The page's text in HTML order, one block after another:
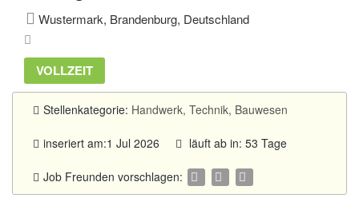
Wustermark, Brandenburg, Deutschland
VOLLZEIT
Stellenkategorie: Handwerk, Technik, Bauwesen
inseriert am:1 Jul 2026 läuft ab in: 53 Tage
Job Freunden vorschlagen: